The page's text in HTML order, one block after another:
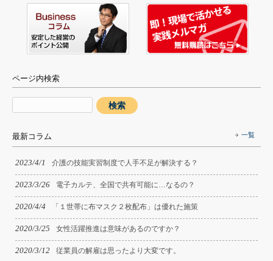
ページ内検索
最新コラム 一覧
2023/4/1 介護の技能実習制度で人手不足が解決する？
2023/3/26 電子カルテ、全国で共有可能に…なるの？
2020/4/4 「１世帯に布マスク２枚配布」は優れた施策
2020/3/25 女性活躍推進は意味があるのですか？
2020/3/12 従業員の解雇は思ったより大変です。